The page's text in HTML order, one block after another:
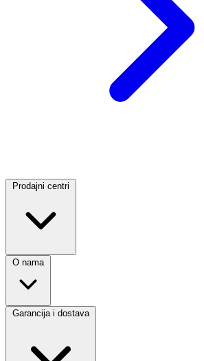
Prodajni centri
O nama
Garancija i dostava